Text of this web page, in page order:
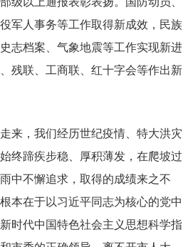
军人事务等工作取得新成效，民族
志档案、气象地震等工作实现新进
残联、工商联、红十字会等作出新
来，我们经历世纪疫情、特大洪灾
终蹄疾步稳、厚积薄发，在爬坡过
中不懈追求，取得的成绩来之不
本在于以习近平同志为核心的党中
时代中国特色社会主义思想科学指